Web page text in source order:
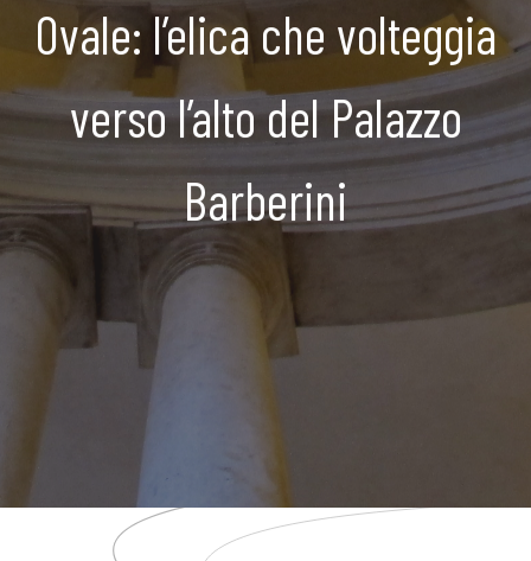
Ovale: l’elica che volteggia
verso l’alto del Palazzo
Barberini